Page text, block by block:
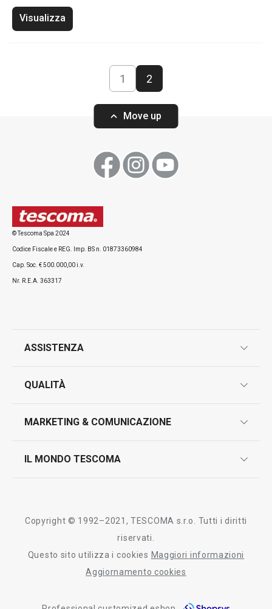
Visualizza
1 2
Move up
© Tescoma Spa 2024
Codice Fiscale e REG. Imp. BS n. 01873360984
Cap. Soc. € 500.000,00 i.v.
Nr. R.E.A. 363317
ASSISTENZA
contatti
QUALITÀ
test sui prodotti
MARKETING & COMUNICAZIONE
IL MONDO TESCOMA
Tescoma nel mondo
Copyright © 1992–2021, TESCOMA s.r.o. Tutti i diritti
riservati.
Questo sito utilizza i cookies Maggiori informazioni
Aggiornamento cookies